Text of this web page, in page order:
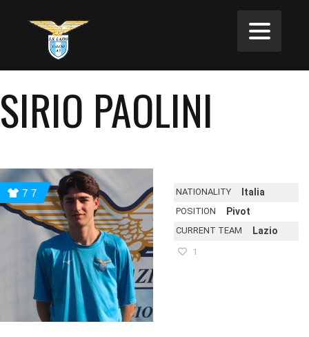
SIRIO PAOLINI
77 NATIONALITY Italia
POSITION Pivot
CURRENT TEAM Lazio
1